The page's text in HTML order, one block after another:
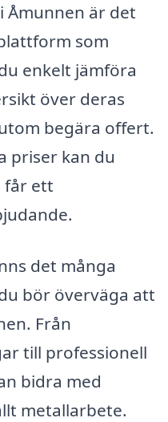
Åmunnen är det
som
enkelt jämföra
över deras
begära offert.
priser kan du
får ett
det många
bör överväga att
Från
till professionell
bidra med
metallarbete.